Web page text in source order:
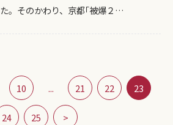
た。そのかわり、京都｢被爆２…
10 ... 21 22 23
24 25 >